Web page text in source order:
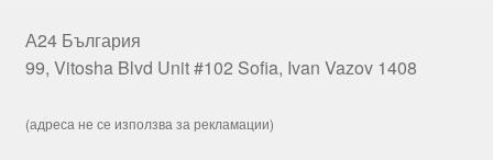
А24 България
99, Vitosha Blvd Unit #102 Sofia, Ivan Vazov 1408
(адреса не се използва за рекламации)